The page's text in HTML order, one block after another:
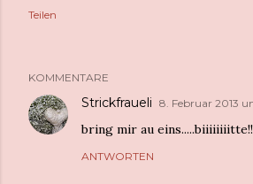
Teilen
KOMMENTARE
Strickfraueli 8. Februar 2013
bring mir au
ANTWORTEN